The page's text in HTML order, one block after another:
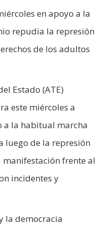
en apoyo a la
repudia la represión
de los adultos
Estado (ATE)
este miércoles a
la habitual marcha
luego de la represión
frente al
incidentes y
la democracia